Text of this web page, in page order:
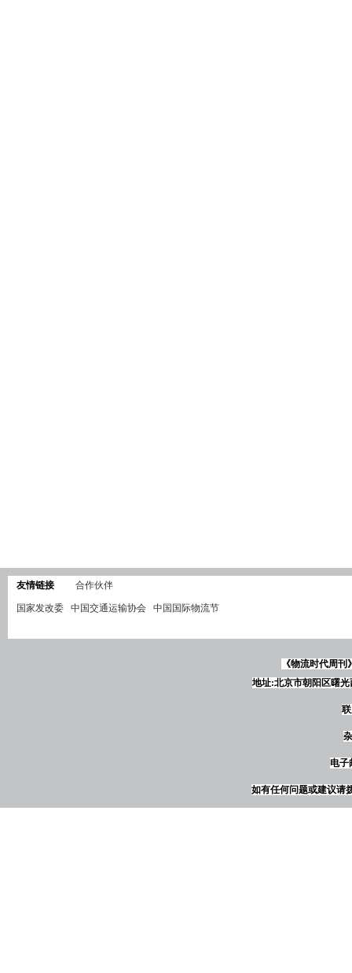
友情链接 合作伙伴
国家发改委 中国交通运输协会 中国国际物流节
《物流时代周
地址:北京市朝阳区曙光
电子
如有任何问题或建议请